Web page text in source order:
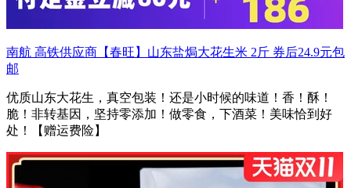
南航 高铁供应商【春旺】山东盐焗大花生米 2斤 券后24.9元包
邮
优质山东大花生，真空包装！还是小时候的味道！香！酥！
脆！非转基因，坚持零添加！做零食，下酒菜！美味恰到好
处！【赠运费险】